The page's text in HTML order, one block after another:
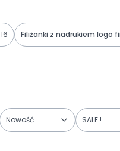
16 Filiżanki z nadrukiem logo
Nowość SALE !